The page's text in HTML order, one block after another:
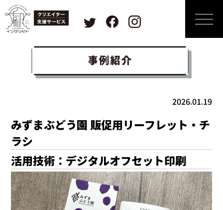
2026.01.19
みずまぶどう園 販促用リーフレット・チ
ラシ
活用技術：デジタルオフセット印刷